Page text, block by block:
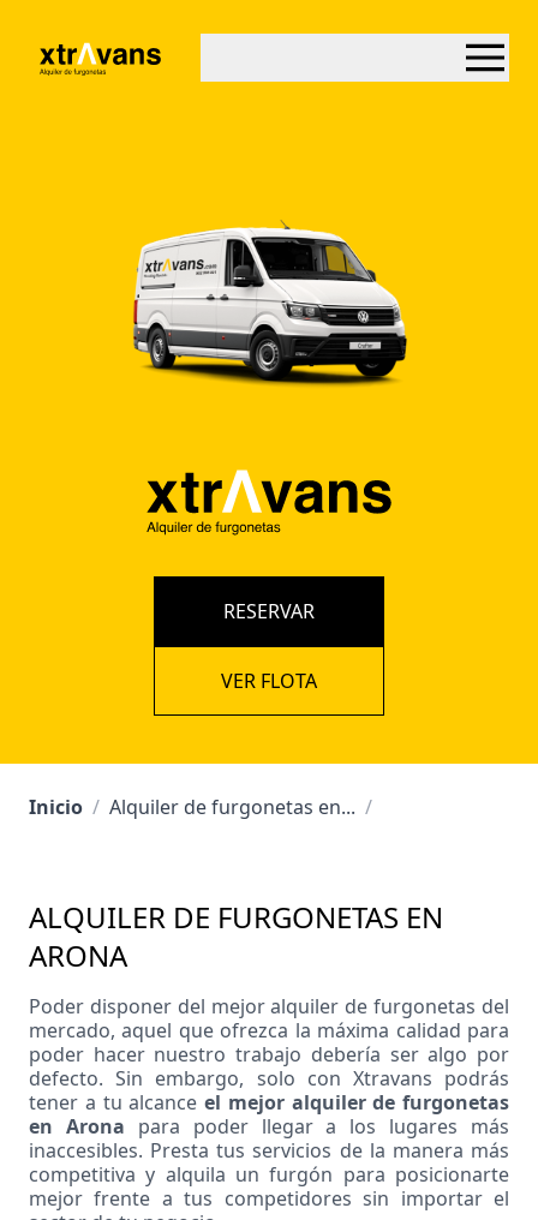
RESERVAR
VER FLOTA
Inicio / Alquiler de furgonetas en... /
ALQUILER DE FURGONETAS EN
ARONA
Poder disponer del mejor alquiler de furgonetas del
mercado, aquel que ofrezca la máxima calidad para
poder hacer nuestro trabajo debería ser algo por
defecto. Sin embargo, solo con Xtravans podrás
tener a tu alcance el mejor alquiler de furgonetas
en Arona para poder llegar a los lugares más
inaccesibles. Presta tus servicios de la manera más
competitiva y alquila un furgón para posicionarte
mejor frente a tus competidores sin importar el